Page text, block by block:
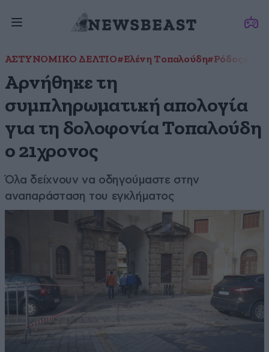
ΑΣΤΥΝΟΜΙΚΟ ΔΕΛΤΙΟ#Ελένη Τοπαλούδη#Ρόδος
Αρνήθηκε τη
συμπληρωματική απολογία
για τη δολοφονία Τοπαλούδη
ο 21χρονος
Όλα δείχνουν να οδηγούμαστε στην
αναπαράσταση του εγκλήματος